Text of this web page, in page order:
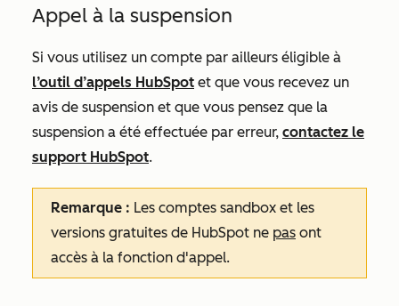
Appel à la suspension
Si vous utilisez un compte par ailleurs éligible à
l’outil d’appels HubSpot et que vous recevez un
avis de suspension et que vous pensez que la
suspension a été effectuée par erreur, contactez le
support HubSpot.
Remarque : Les comptes sandbox et les
versions gratuites de HubSpot ne pas ont
accès à la fonction d'appel.